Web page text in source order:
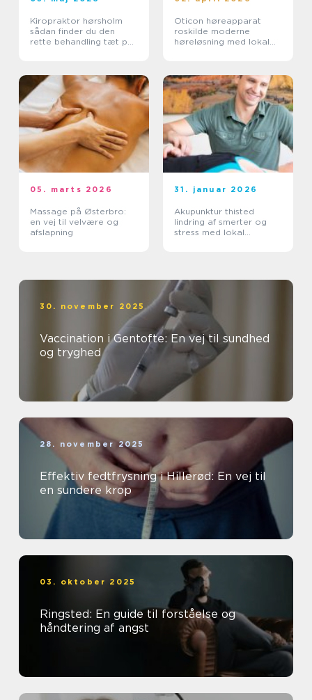
Kiropraktor hørsholm
sådan finder du den
rette behandling tæt på
Oticon høreapparat
roskilde moderne
høreløsning med lokal
05. marts 2026
Massage på Østerbro:
en vej til velvære og
afslapning
31. januar 2026
Akupunktur thisted
lindring af smerter og
stress med lokal
30. november 2025
Vaccination i Gentofte: En vej til sundhed
og tryghed
28. november 2025
Effektiv fedtfrysning i Hillerød: En vej til
en sundere krop
03. oktober 2025
Ringsted: En guide til forståelse og
håndtering af angst